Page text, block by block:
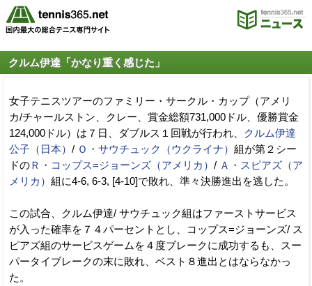
クルム伊達「かなり重く感じた」
女子テニスツアーのファミリー・サークル・カップ（アメリ
カ/チャールストン、クレー、賞金総額731,000ドル、優勝賞金
124,000ドル）は７日、ダブルス１回戦が行われ、
クルム伊達
公子（日本） / Ｏ・サウチュック（ウクライナ） 組が第２シー
ドのＲ・コップス=ジョーンズ（アメリカ） / Ａ・スピアズ（ア
メリカ） 組に4-6, 6-3, [4-10]で敗れ、準々決勝進出を逃した。
この試合、クルム伊達/ サウチュック組はファーストサービス
が入った確率を７４パーセントとし、コップス=ジョーンズ/ ス
ピアズ組のサービスゲームを４度ブレークに成功するも、スー
パータイブレークの末に敗れ、ベスト８進出とはならなかっ
た。